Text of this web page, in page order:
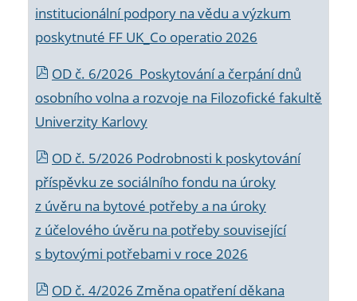
institucionální podpory na vědu a výzkum
poskytnuté FF UK_Co operatio 2026
OD č. 6/2026 Poskytování a čerpání dnů
osobního volna a rozvoje na Filozofické fakultě
Univerzity Karlovy
OD č. 5/2026 Podrobnosti k poskytování
příspěvku ze sociálního fondu na úroky
z úvěru na bytové potřeby a na úroky
z účelového úvěru na potřeby související
s bytovými potřebami v roce 2026
OD č. 4/2026 Změna opatření děkana